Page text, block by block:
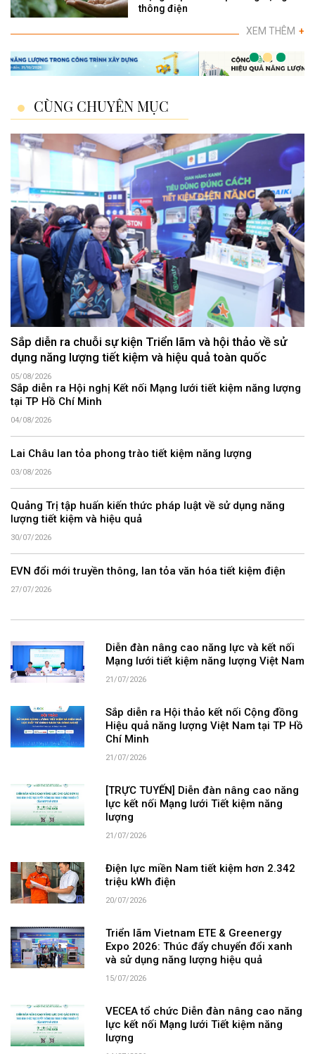
thông điện
XEM THÊM +
CÙNG CHUYÊN MỤC
Sắp diễn ra chuỗi sự kiện Triển lãm và hội thảo về sử
dụng năng lượng tiết kiệm và hiệu quả toàn quốc
05/08/2026
Sắp diễn ra Hội nghị Kết nối Mạng lưới tiết kiệm năng lượng
tại TP Hồ Chí Minh
04/08/2026
Lai Châu lan tỏa phong trào tiết kiệm năng lượng
03/08/2026
Quảng Trị tập huấn kiến thức pháp luật về sử dụng năng
lượng tiết kiệm và hiệu quả
30/07/2026
EVN đổi mới truyền thông, lan tỏa văn hóa tiết kiệm điện
27/07/2026
Diễn đàn nâng cao năng lực và kết nối
Mạng lưới tiết kiệm năng lượng Việt Nam
21/07/2026
Sắp diễn ra Hội thảo kết nối Cộng đồng
Hiệu quả năng lượng Việt Nam tại TP Hồ
Chí Minh
21/07/2026
[TRỰC TUYẾN] Diễn đàn nâng cao năng
lực kết nối Mạng lưới Tiết kiệm năng
lượng
21/07/2026
Điện lực miền Nam tiết kiệm hơn 2.342
triệu kWh điện
20/07/2026
Triển lãm Vietnam ETE & Greenergy
Expo 2026: Thúc đẩy chuyển đổi xanh
và sử dụng năng lượng hiệu quả
15/07/2026
VECEA tổ chức Diễn đàn nâng cao năng
lực kết nối Mạng lưới Tiết kiệm năng
lượng